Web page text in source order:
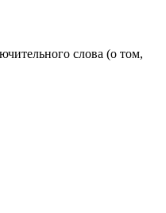
слова (о том,